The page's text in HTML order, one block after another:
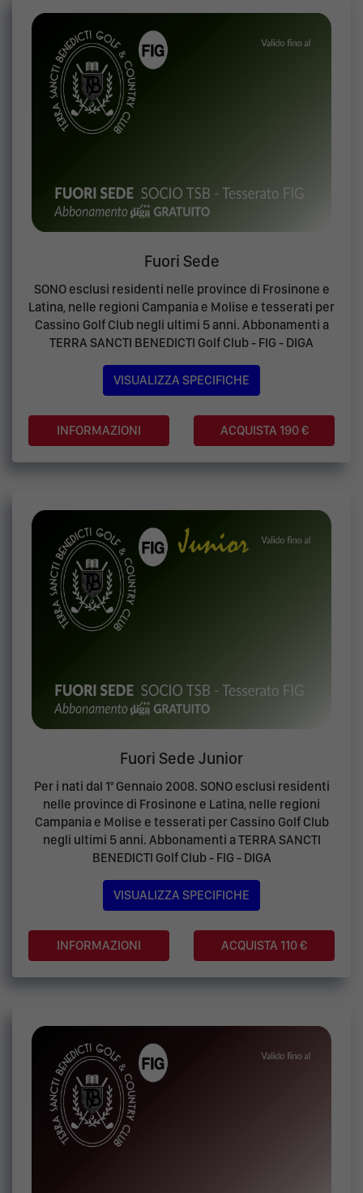
Fuori Sede
SONO esclusi residenti nelle province di Frosinone e
Latina, nelle regioni Campania e Molise e tesserati per
Cassino Golf Club negli ultimi 5 anni. Abbonamenti a
TERRA SANCTI BENEDICTI Golf Club - FIG - DIGA
VISUALIZZA SPECIFICHE
ACQUISTA 190 €
Fuori Sede Junior
Per i nati dal 1° Gennaio 2008. SONO esclusi residenti
nelle province di Frosinone e Latina, nelle regioni
Campania e Molise e tesserati per Cassino Golf Club
negli ultimi 5 anni. Abbonamenti a TERRA SANCTI
BENEDICTI Golf Club - FIG - DIGA
VISUALIZZA SPECIFICHE
ACQUISTA 110 €